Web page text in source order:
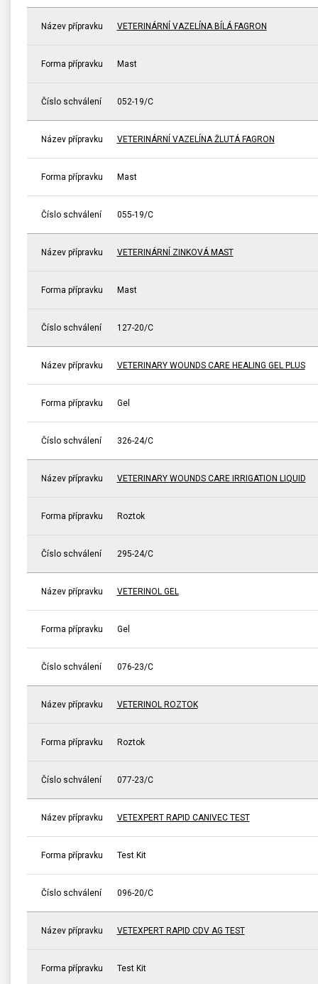
Název přípravku VETERINÁRNÍ VAZELÍNA BÍLÁ FAGRON
Forma přípravku Mast
Číslo schválení 052-19/C
Název přípravku VETERINÁRNÍ VAZELÍNA ŽLUTÁ FAGRON
Forma přípravku Mast
Číslo schválení 055-19/C
Název přípravku VETERINÁRNÍ ZINKOVÁ MAST
Forma přípravku Mast
Číslo schválení 127-20/C
Název přípravku VETERINARY WOUNDS CARE HEALING GEL PLUS
Forma přípravku Gel
Číslo schválení 326-24/C
Název přípravku VETERINARY WOUNDS CARE IRRIGATION LIQUID
Forma přípravku Roztok
Číslo schválení 295-24/C
Název přípravku VETERINOL GEL
Forma přípravku Gel
Číslo schválení 076-23/C
Název přípravku VETERINOL ROZTOK
Forma přípravku Roztok
Číslo schválení 077-23/C
Název přípravku VETEXPERT RAPID CANIVEC TEST
Forma přípravku Test Kit
Číslo schválení 096-20/C
Název přípravku VETEXPERT RAPID CDV AG TEST
Forma přípravku Test Kit